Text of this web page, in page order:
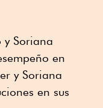
y Soriana
en
y Soriana
en sus